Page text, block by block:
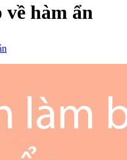
hàm ẩn